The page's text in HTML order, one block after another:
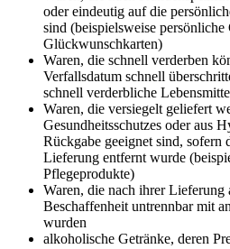
oder eindeutig auf die
sind (beispielsweise persönliche
Glückwunschkarten)
Waren, die schnell verderben
Verfallsdatum schnell
schnell verderbliche
Waren, die versiegelt geliefert
Gesundheitsschutzes oder aus
Rückgabe geeignet sind, sofern
Lieferung entfernt wurde
Pflegeprodukte)
Waren, die nach ihrer Lieferung
Beschaffenheit untrennbar mit
wurden
alkoholische Getränke, deren